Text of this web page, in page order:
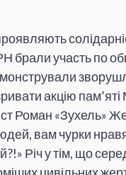
брали участь по
акцію
Роман «Зухель»
вам чурки
Річ у тім, що